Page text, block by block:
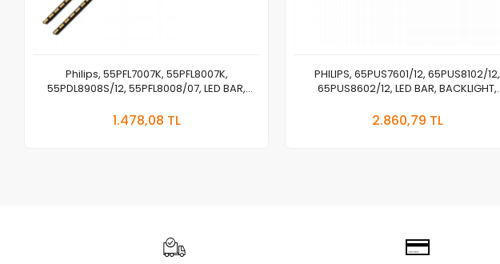
Philips, 55PFL7007K, 55PFL8007K,
55PDL8908S/12, 55PFL8008/07, LED BAR,
V2 REV1.1
1.478,08 TL
PHILIPS, 65PUS7601/12, 65PUS8102/12,
65PUS8602/12, LED BAR, BACKLIGHT,
2.860,79 TL